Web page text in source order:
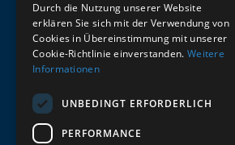
ZUM NEWSLETTER ANMELDEN
Melde dich jetzt zum Newsletter an
erste Bestellung.
German
Durch die Nutzung unserer Website
erklären Sie sich mit der Verwendung von
Cookies in Übereinstimmung mit unserer
Cookie-Richtlinie einverstanden. Weitere
Informationen
UNBEDINGT ERFORDERLICH
PERFORMANCE